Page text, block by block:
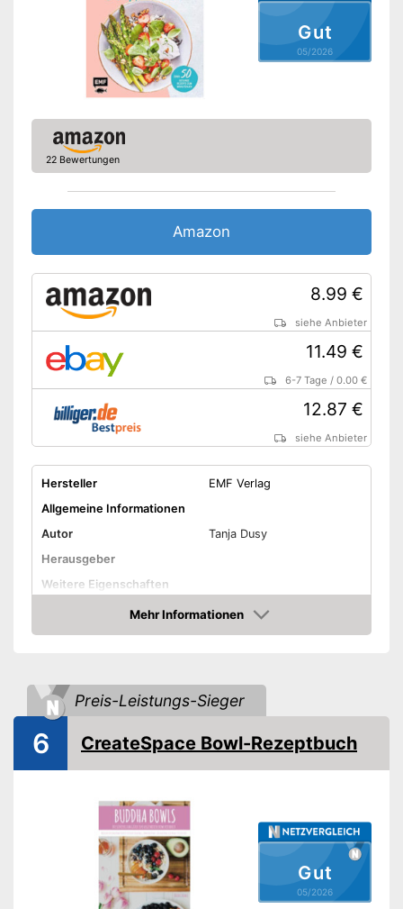
Gut
05/2026
22 Bewertungen
Amazon
8.99 €
siehe Anbieter
11.49 €
6-7 Tage /0.00 €
12.87 €
siehe Anbieter
Hersteller
EMF Verlag
Allgemeine Informationen
Autor
Tanja Dusy
Herausgeber
Weitere Eigenschaften
Gebunden
Anzahl Seiten
Mehr Informationen
Amazon
Preis-Leistungs-Sieger
Gut
05/2026
6 CreateSpace Bowl-Rezeptbuch